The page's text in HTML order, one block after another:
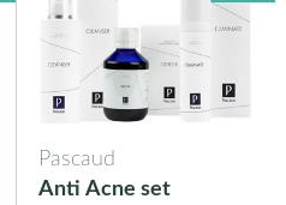
Pascaud
Anti Acne set